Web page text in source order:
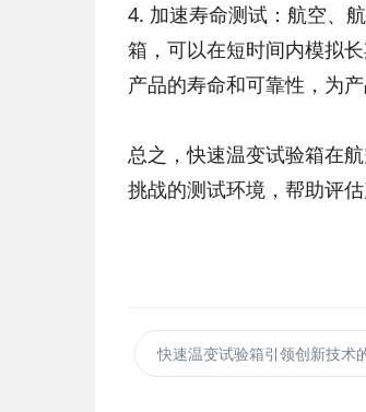
4. 加速寿命测试：航空、
箱，可以在短时间内模拟
产品的寿命和可靠性，为
总之，快速温变试验箱在
挑战的测试环境，帮助评
快速温变试验箱引领创新技术